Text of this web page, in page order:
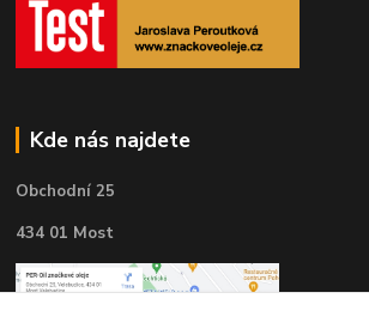
Kde nás najdete
Obchodní 25
434 01 Most